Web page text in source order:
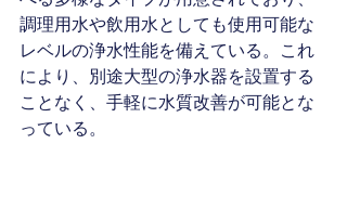
調理用水や飲用水としても使用可能な
レベルの浄水性能を備えている。これ
により、別途大型の浄水器を設置する
ことなく、手軽に水質改善が可能とな
っている。